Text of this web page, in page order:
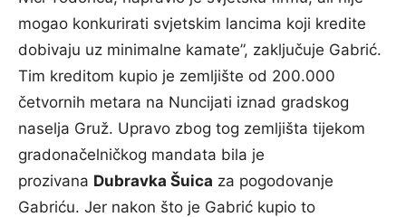
mogao konkurirati svjetskim lancima koji kredite
dobivaju uz minimalne kamate”, zaključuje Gabrić.
Tim kreditom kupio je zemljište od 200.000
četvornih metara na Nuncijati iznad gradskog
naselja Gruž. Upravo zbog tog zemljišta tijekom
gradonačelničkog mandata bila je
prozivana Dubravka Šuica za pogodovanje
Gabriću. Jer nakon što je Gabrić kupio to